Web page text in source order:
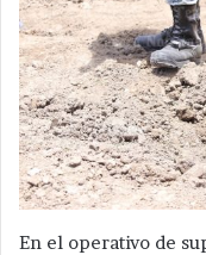
En el operativo de